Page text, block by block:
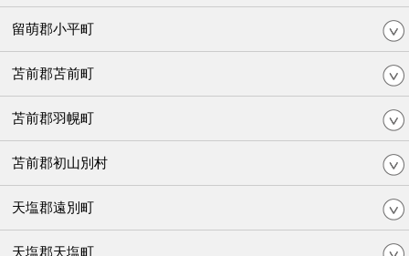
留萌郡小平町
苫前郡苫前町
苫前郡羽幌町
苫前郡初山別村
天塩郡遠別町
天塩郡天塩町